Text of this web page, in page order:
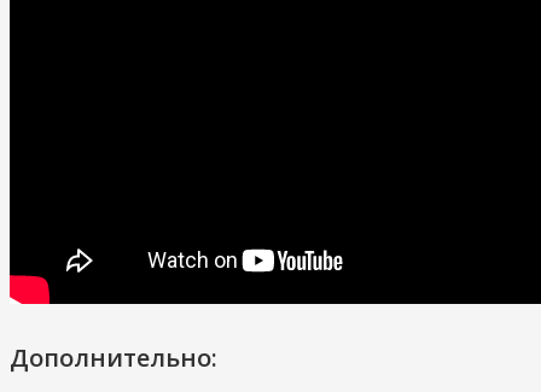
Дополнительно: